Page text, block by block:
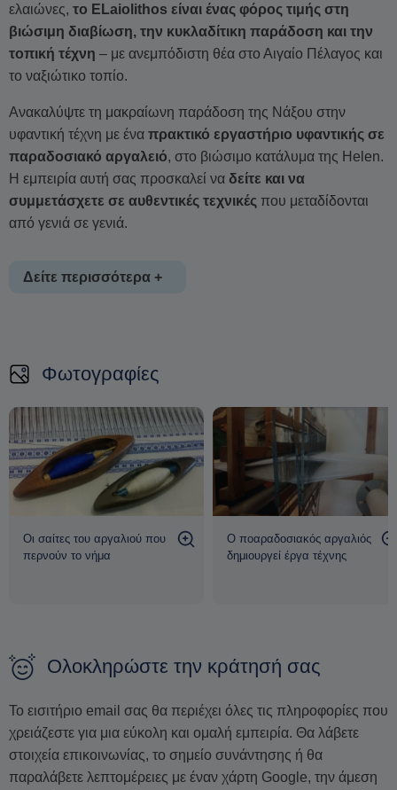
ελαιώνες, το ELaiolithos είναι ένας φόρος τιμής στη
βιώσιμη διαβίωση, την κυκλαδίτικη παράδοση και την
τοπική τέχνη – με ανεμπόδιστη θέα στο Αιγαίο Πέλαγος και
το ναξιώτικο τοπίο.
Ανακαλύψτε τη μακραίωνη παράδοση της Νάξου στην
υφαντική τέχνη με ένα πρακτικό εργαστήριο υφαντικής σε
παραδοσιακό αργαλειό, στο βιώσιμο κατάλυμα της Helen.
Η εμπειρία αυτή σας προσκαλεί να δείτε και να
συμμετάσχετε σε αυθεντικές τεχνικές που μεταδίδονται
από γενιά σε γενιά.
Δείτε περισσότερα +
100% βαμβάκιδημιουργούνται με βιώσιμο τρόπο. Υπό την
καθοδήγηση έμπειρων τοπικών τεχνιτών,δεν θα
παρατηρήσετε απλώς, αλλά θα υφάνετε οι ίδιοι
παραδοσιακό αργαλειό.
Αγγίξτε τιςυφές, τα μοτίβα και τους ρυθμούςπου
χαρακτηρίζουν αυτή την αγαπημένη νάξια τέχνη. Το
εργαστήριο είναι ιδανικό για όσους θέλουν να έρθουν σε
επαφή με τον τοπικό πολιτισμό, να εξερευνήσουν τη
Φωτογραφίες
Οι σαίτες του αργαλιού που
περνούν το νήμα
Ο ποαραδοσιακός αργαλιός
δημιουργεί έργα τέχνης
Ολοκληρώστε την κράτησή σας
Το εισιτήριο email σας θα περιέχει όλες τις πληροφορίες που
χρειάζεστε για μια εύκολη και ομαλή εμπειρία. Θα λάβετε
στοιχεία επικοινωνίας, το σημείο συνάντησης ή θα
παραλάβετε λεπτομέρειες με έναν χάρτη Google, την άμεση